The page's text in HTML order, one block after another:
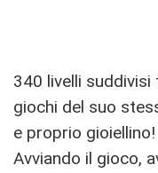
340 livelli
giochi del suo
e proprio gioiellino!
Avviando il gioco,